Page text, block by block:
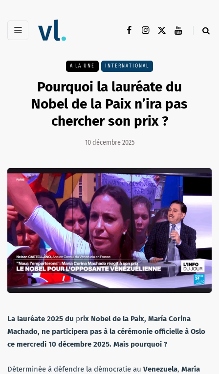
A LA UNE INTERNATIONAL
Pourquoi la lauréate du
Nobel de la Paix n’ira pas
chercher son prix ?
10 décembre 2025
La lauréate 2025 du prix Nobel de la Paix, María Corina
Machado, ne participera pas à la cérémonie officielle à Oslo
ce mercredi 10 décembre 2025. Mais pourquoi ?
Déterminée à défendre la démocratie au Venezuela, María